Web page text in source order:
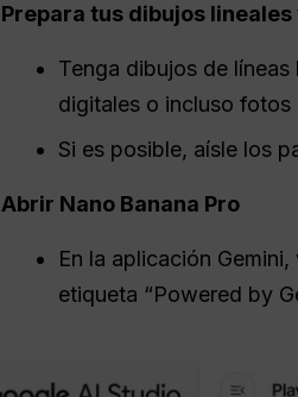
Prepara tus dibujos
Tenga dibujos de líneas
digitales o incluso fotos
Si es posible, aísle los
Abrir Nano Banana Pro
En la aplicación
etiqueta “Powered by